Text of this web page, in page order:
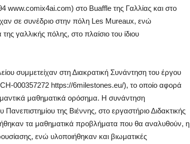
στο Buaffle της Γαλλίας και στο
σε συνέδριο στην πόλη Les Mureaux, ενώ
γαλλικής πόλης, στο πλαίσιο του ίδιου
συμμετείχαν στη Διακρατική Συνάντηση του έργου
000357272 https://6milestones.eu/), το οποίο αφορά
μαθηματικά ορόσημα. Η συνάντηση
της Βιέννης, στο εργαστήριο Διδακτικής
τα μαθηματικά προβλήματα που θα αναλυθούν, η
ενώ υλοποιήθηκαν και βιωματικές